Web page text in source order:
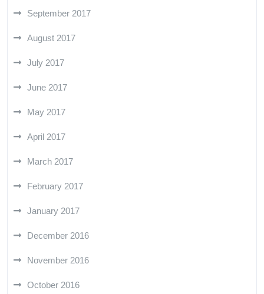
September 2017
August 2017
July 2017
June 2017
May 2017
April 2017
March 2017
February 2017
January 2017
December 2016
November 2016
October 2016